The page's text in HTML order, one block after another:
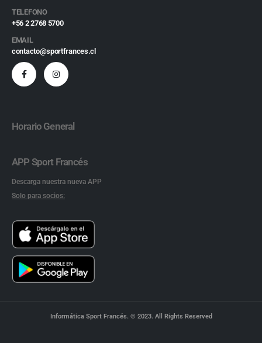
TELEFONO
+56 2 2768 5700
EMAIL
contacto@sportfrances.cl
Horario General
APP Sport Francés
Descarga nuestra nueva APP
Solo para socios:
Informática Sport Francés. © 2023. All Rights Reserved